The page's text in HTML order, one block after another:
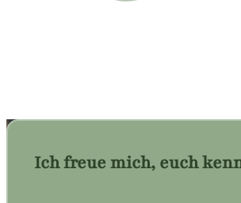
Ich freue mich, euch